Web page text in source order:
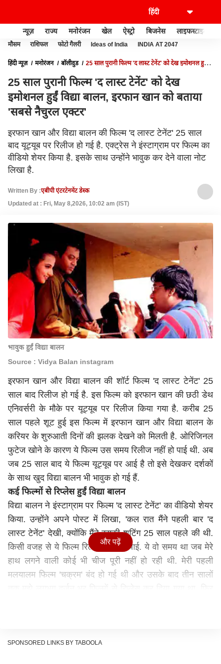
न्यूज़ राज्य मनोरंजन खेल ऐस्ट्रो बिजनेस लाइफस्टाइल
मौसम राशिफल फोटो गैलरी Ideas of India INDIA AT 2047
हिंदी न्यूज़ मनोरंजन बॉलीवुड
25 साल पुरानी फिल्म 'द लास्ट टेनेंट' को देख इमोशनल हुईं
25 साल पुरानी फिल्म 'द लास्ट टेनेंट' को देख
इमोशनल हुईं विद्या बालन, इरफान खान को बताया
'सबसे नैचुरल एक्टर'
इरफान खान और विद्या बालन की फिल्म 'द लास्ट टेनेंट' 25 साल
बाद यूट्यूब पर रिलीज हो गई है. एक्ट्रेस ने इंस्टाग्राम पर फिल्म का
वीडियो शेयर किया है. इसके साथ उन्होंने भावुक कर देने वाला नोट
लिखा है.
Written By :एबीपी एंटरटेनमेंट डेस्क
Updated at : Fri, May 8,2026, 10:02 am (IST)
भावुक हुईं विद्या बालन
Source : Vidya Balan instagram
इरफान खान और विद्या बालन की शॉर्ट फिल्म 'द लास्ट टेनेंट' 25
साल बाद रिलीज हो गई है. इस फिल्म को इरफान खान की छठी डेथ
एनिवर्सरी के मौके पर यूट्यूब पर रिलीज किया गया है. करीब 25
साल पहले शूट हुई इस फिल्म में इरफान खान और विद्या बालन के
करियर के शुरुआती दिनों की झलक देखने को मिलती है. ओरिजिनल
फुटेज खोने के कारण ये फिल्म उस समय रिलीज नहीं हो पाई थी. अब
जब 25 साल बाद ये फिल्म यूट्यूब पर आई है तो इसे देखकर दर्शकों
के साथ खुद विद्या बालन भी भावुक हो गई हैं.
कई फिल्मों से रिप्लेस हुईं विद्या बालन
विद्या बालन ने इंस्टाग्राम पर फिल्म 'द लास्ट टेनेंट' का वीडियो शेयर
किया. उन्होंने अपने पोस्ट में लिखा, 'कल रात मैंने पहली बार 'द
लास्ट टेनेंट' देखी, क्योंकि मैंने इसकी शूटिंग 25 साल पहले की थी.
किसी वजह से ये फिल्म रिलीज नहीं हो पाई. ये वो समय था जब मेरे
हाथ लगने वाली कोई भी चीज पूरी नहीं हो रही थी. मेरी पहली
मलयालम फिल्म 'चक्रम' बंद हो गई थी और उसके बाद तीन सालों
और पढ़ें
SPONSORED LINKS BY TABOOLA